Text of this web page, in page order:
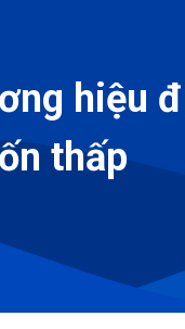
Tài chính
Nhân viên
hiệu
thấp